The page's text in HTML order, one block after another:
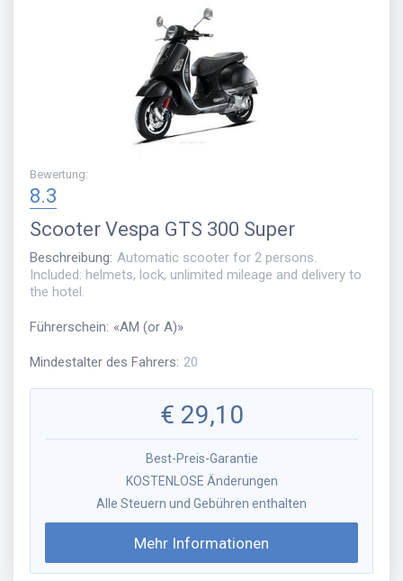
Bewertung:
8.3
Scooter Vespa GTS 300 Super
Beschreibung: Automatic scooter for 2 persons.
Included: helmets, lock, unlimited mileage and delivery to
the hotel.
Führerschein: «AM (or A)»
Mindestalter des Fahrers: 20
€ 29,10
Best-Preis-Garantie
KOSTENLOSE Änderungen
Alle Steuern und Gebühren enthalten
Mehr Informationen